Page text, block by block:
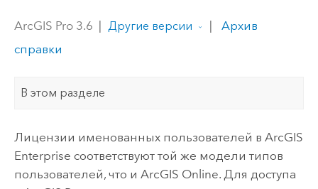
ArcGIS Pro 3.6 Другие версии
Архив
справки
В этом разделе
Лицензии именованных пользователей в ArcGIS
Enterprise соответствуют той же модели типов
пользователей, что и ArcGIS Online. Для доступа